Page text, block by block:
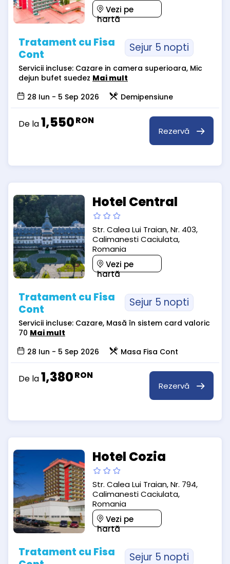
Vezi pe
hartă
Tratament cu Fisa
Cont
Sejur 5 nopti
Servicii incluse: Cazare in camera superioara, Mic
dejun bufet suedez Mai mult
28 Iun - 5 Sep 2026
Demipensiune
De la1,550RON
Rezervă
Hotel Central
Str. Calea Lui Traian, Nr. 403,
Calimanesti Caciulata,
Romania
Vezi pe
hartă
Tratament cu Fisa
Cont
Sejur 5 nopti
Servicii incluse: Cazare, Masă în sistem card valoric
70 Mai mult
28 Iun - 5 Sep 2026
Masa Fisa Cont
De la1,380RON
Rezervă
Hotel Cozia
Str. Calea Lui Traian, Nr. 794,
Calimanesti Caciulata,
Romania
Vezi pe
hartă
Tratament cu Fisa
Sejur 5 nopti